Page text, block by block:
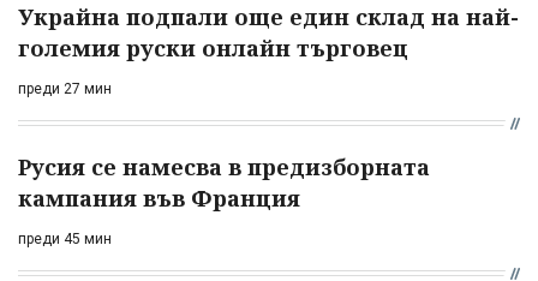
Украйна подпали още един склад на най-
големия руски онлайн търговец
преди 27 мин
Русия се намесва в предизборната
кампания във Франция
преди 45 мин